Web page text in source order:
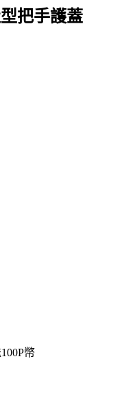
把手護蓋
幣